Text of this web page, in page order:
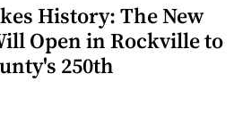
History: The New
Open in Rockville to
250th